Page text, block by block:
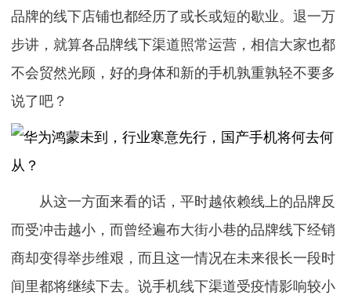
品牌的线下店铺也都经历了或长或短的歇业。退一万
步讲，就算各品牌线下渠道照常运营，相信大家也都
不会贸然光顾，好的身体和新的手机孰重孰轻不要多
说了吧？
从这一方面来看的话，平时越依赖线上的品牌反
而受冲击越小，而曾经遍布大街小巷的品牌线下经销
商却变得举步维艰，而且这一情况在未来很长一段时
间里都将继续下去。说手机线下渠道受疫情影响较小